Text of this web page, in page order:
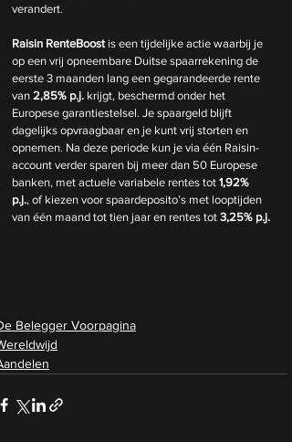
verandert.
Raisin RenteBoost is een tijdelijke actie waarbij je
op een vrij opneembare Duitse spaarrekening de
eerste 3 maanden lang een gegarandeerde rente
van 2,85% p.j. krijgt, beschermd onder het
Europese garantiestelsel. Je spaargeld blijft
dagelijks opvraagbaar en je kunt vrij storten en
opnemen. Na deze periode kun je via één Raisin-
account verder sparen bij meer dan 50 Europese
banken, met actuele variabele rentes tot 1,92%
p.j., of kiezen voor spaardeposito’s met looptijden
van één maand tot tien jaar en rentes tot 3,25% p.j.
Belegger Voorpagina